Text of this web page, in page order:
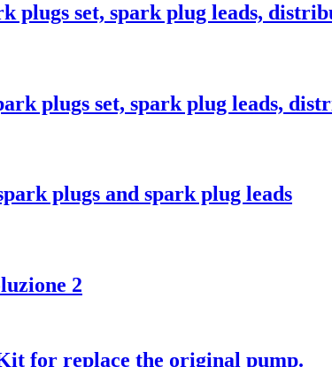
plugs set, spark plug leads,
plugs set, spark plug leads,
plugs and spark plug leads
2
for replace the original pump.